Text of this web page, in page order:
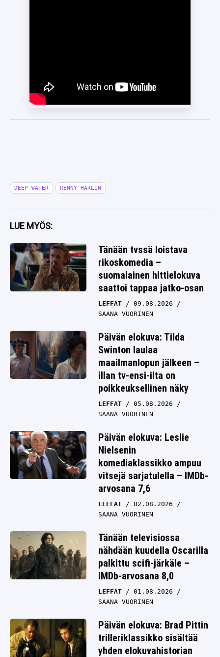
DEEP WATER RENNY HARLIN
LUE MYÖS:
Tänään tvssä loistava
rikoskomedia –
suomalainen hittielokuva
saattoi tappaa jatko-osan
LEFFAT
09.08.2026
SAANA VUORINEN
Päivän elokuva: Tilda
Swinton laulaa
maailmanlopun jälkeen –
illan tv-ensi-ilta on
poikkeuksellinen näky
LEFFAT
05.08.2026
SAANA VUORINEN
Päivän elokuva: Leslie
Nielsenin
komediaklassikko ampuu
vitsejä sarjatulella – IMDb-
arvosana 7,6
LEFFAT
02.08.2026
SAANA VUORINEN
Tänään televisiossa
nähdään kuudella Oscarilla
palkittu scifi-järkäle –
IMDb-arvosana 8,0
LEFFAT
01.08.2026
SAANA VUORINEN
Päivän elokuva: Brad Pittin
trilleriklassikko sisältää
yhden elokuvahistorian